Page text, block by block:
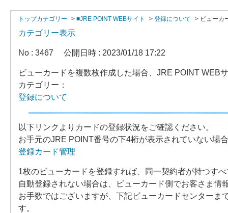
トップカテゴリー > ■JRE POINT WEBサイト > 登録について > ビューカ
カテゴリー表示
No : 3467 公開日時 : 2023/01/18 17:22
ビューカードを複数枚作成した場合、JRE POINT WEB
カテゴリー：
登録について
以下リンクよりカードの登録状況をご確認ください。
お手元のJRE POINT番号の下4桁が表示されていない場
登録カード管理
1枚のビューカードを登録すれば、同一契約者が持つす
自動登録されない場合は、ビューカード側でお客さま情
お手数ではございますが、下記ビューカードセンター
す。